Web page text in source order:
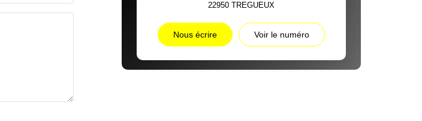
22950 TREGUEUX
Nous écrire Voir le numéro